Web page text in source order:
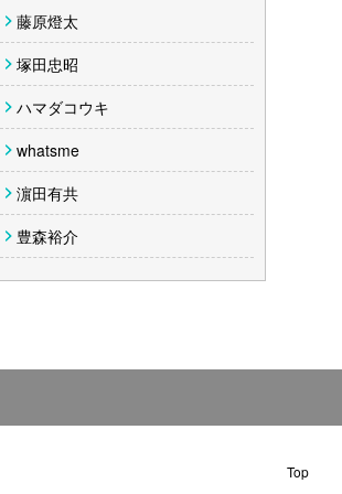
藤原燈太
塚田忠昭
ハマダコウキ
whatsme
濵田有共
豊森裕介
Top